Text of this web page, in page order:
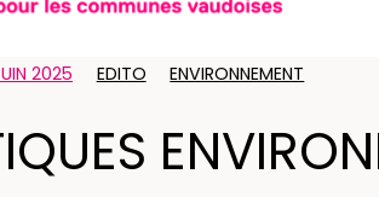
2025 EDITO ENVIRONNEMENT